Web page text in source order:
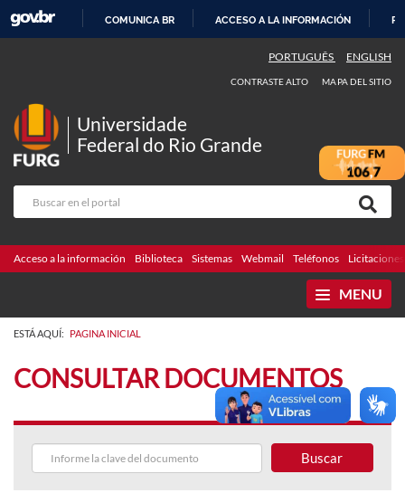
CONTENIDO
COMUNICA BR ACCESO A LA INFORMACIÓN
PORTUGUÊS ENGLISH
CONTRASTE ALTO MAPA DEL SITIO
Universidade
Federal do Rio Grande
Acceso a la información Biblioteca Sistemas Webmail Teléfonos Licitaciones
MENU
ESTÁ AQUÍ: PAGINA INICIAL
CONSULTAR DOCUMENTOS
Buscar